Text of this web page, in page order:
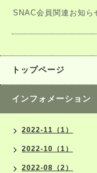
SNAC会員関連お知ら
トップページ
インフォメーション
2022-11（1）
2022-10（1）
2022-08（2）